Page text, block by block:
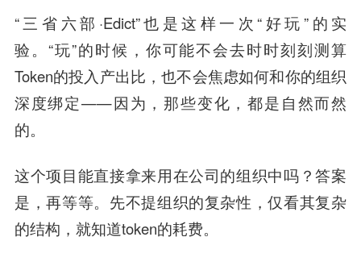
“三省六部·Edict”也是这样一次“好玩”的实
验。“玩”的时候，你可能不会去时时刻刻测算
Token的投入产出比，也不会焦虑如何和你的组织
深度绑定——因为，那些变化，都是自然而然
的。
这个项目能直接拿来用在公司的组织中吗？答案
是，再等等。先不提组织的复杂性，仅看其复杂
的结构，就知道token的耗费。